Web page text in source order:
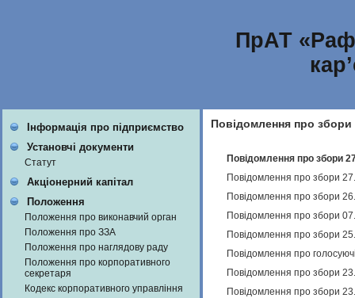
ПрАТ
Інформація про підприємство
Установчі документи
Статут
Акціонерний капітал
Положення
Положення про виконавчий орган
Положення про ЗЗА
Положення про наглядову раду
Положення про корпоративного
секретаря
Кодекс корпоративного управління
Повідомлення про збори
Повідомлення про збори
Повідомлення про збори
Повідомлення про збори
Повідомлення про збори
Повідомлення про збори
Повідомлення про
Повідомлення про збори
Повідомлення про збори